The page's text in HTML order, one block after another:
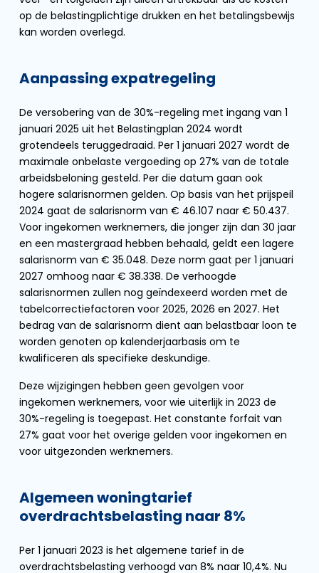
op de belastingplichtige drukken en het betalingsbewijs
kan worden overlegd.
Aanpassing expatregeling
De versobering van de 30%-regeling met ingang van 1
januari 2025 uit het Belastingplan 2024 wordt
grotendeels teruggedraaid. Per 1 januari 2027 wordt de
maximale onbelaste vergoeding op 27% van de totale
arbeidsbeloning gesteld. Per die datum gaan ook
hogere salarisnormen gelden. Op basis van het prijspeil
2024 gaat de salarisnorm van € 46.107 naar € 50.437.
Voor ingekomen werknemers, die jonger zijn dan 30 jaar
en een mastergraad hebben behaald, geldt een lagere
salarisnorm van € 35.048. Deze norm gaat per 1 januari
2027 omhoog naar € 38.338. De verhoogde
salarisnormen zullen nog geïndexeerd worden met de
tabelcorrectiefactoren voor 2025, 2026 en 2027. Het
bedrag van de salarisnorm dient aan belastbaar loon te
worden genoten op kalenderjaarbasis om te
kwalificeren als specifieke deskundige.
Deze wijzigingen hebben geen gevolgen voor
ingekomen werknemers, voor wie uiterlijk in 2023 de
30%-regeling is toegepast. Het constante forfait van
27% gaat voor het overige gelden voor ingekomen en
voor uitgezonden werknemers.
Algemeen woningtarief
overdrachtsbelasting naar 8%
Per 1 januari 2023 is het algemene tarief in de
overdrachtsbelasting verhoogd van 8% naar 10,4%. Nu